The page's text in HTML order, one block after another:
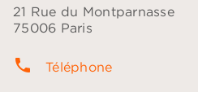
21 Rue du Montparnasse
75006 Paris
phone Téléphone